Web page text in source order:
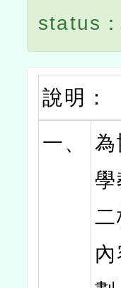
status
說明：
一、